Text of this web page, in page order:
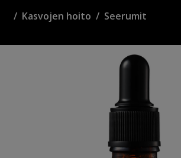
Kasvojen hoito Seerumit